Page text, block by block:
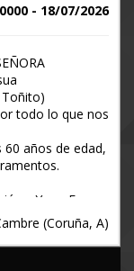
2026 (Funeraria
- 18/07/2026
todo lo que nos
60 años de edad,
y Yago Fero
de Antonio
y Juan Muiños
y José
(Coruña, A)